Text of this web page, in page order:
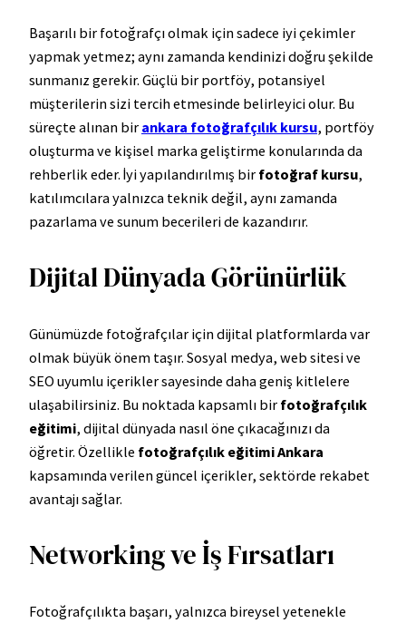
Başarılı bir fotoğrafçı olmak için sadece iyi çekimler
yapmak yetmez; aynı zamanda kendinizi doğru şekilde
sunmanız gerekir. Güçlü bir portföy, potansiyel
müşterilerin sizi tercih etmesinde belirleyici olur. Bu
süreçte alınan bir ankara fotoğrafçılık kursu, portföy
oluşturma ve kişisel marka geliştirme konularında da
rehberlik eder. İyi yapılandırılmış bir fotoğraf kursu,
katılımcılara yalnızca teknik değil, aynı zamanda
pazarlama ve sunum becerileri de kazandırır.
Dijital Dünyada Görünürlük
Günümüzde fotoğrafçılar için dijital platformlarda var
olmak büyük önem taşır. Sosyal medya, web sitesi ve
SEO uyumlu içerikler sayesinde daha geniş kitlelere
ulaşabilirsiniz. Bu noktada kapsamlı bir fotoğrafçılık
eğitimi, dijital dünyada nasıl öne çıkacağınızı da
öğretir. Özellikle fotoğrafçılık eğitimi Ankara
kapsamında verilen güncel içerikler, sektörde rekabet
avantajı sağlar.
Networking ve İş Fırsatları
Fotoğrafçılıkta başarı, yalnızca bireysel yetenekle